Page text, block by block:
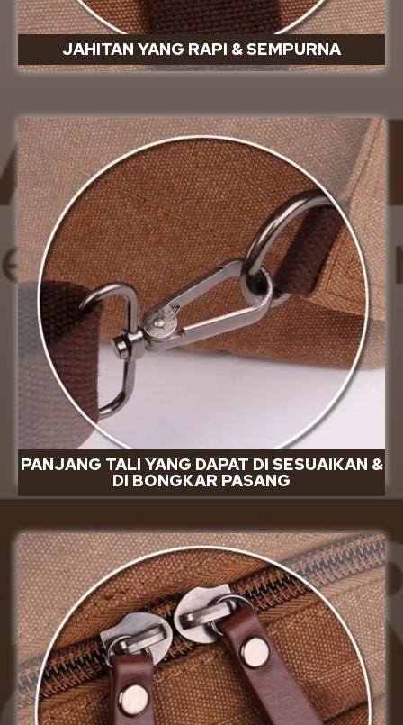
JAHITAN YANG RAPI & SEMPURNA
PANJANG TALI YANG DAPAT DI SESUAIKAN &
DI BONGKAR PASANG